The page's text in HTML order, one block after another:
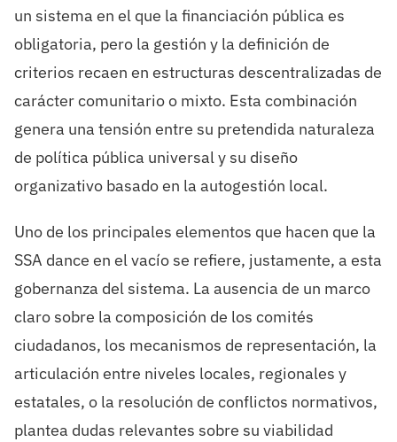
un sistema en el que la financiación pública es
obligatoria, pero la gestión y la definición de
criterios recaen en estructuras descentralizadas de
carácter comunitario o mixto. Esta combinación
genera una tensión entre su pretendida naturaleza
de política pública universal y su diseño
organizativo basado en la autogestión local.
Uno de los principales elementos que hacen que la
SSA dance en el vacío se refiere, justamente, a esta
gobernanza del sistema. La ausencia de un marco
claro sobre la composición de los comités
ciudadanos, los mecanismos de representación, la
articulación entre niveles locales, regionales y
estatales, o la resolución de conflictos normativos,
plantea dudas relevantes sobre su viabilidad